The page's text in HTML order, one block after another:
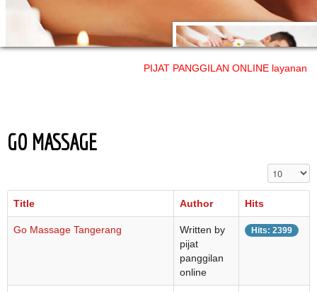
PIJAT PANGGILAN ONLINE layanan
GO MASSAGE
Display #
Title Author Hits
Go Massage Tangerang
Written by
pijat
panggilan
online
Hits: 2399